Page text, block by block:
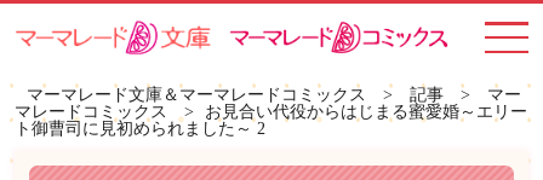
toggle
マーマレード文庫＆マーマレードコミックス
> 記事 >
マー
マレードコミックス
>
お見合い代役からはじまる蜜愛婚～エリー
ト御曹司に見初められました～ 2